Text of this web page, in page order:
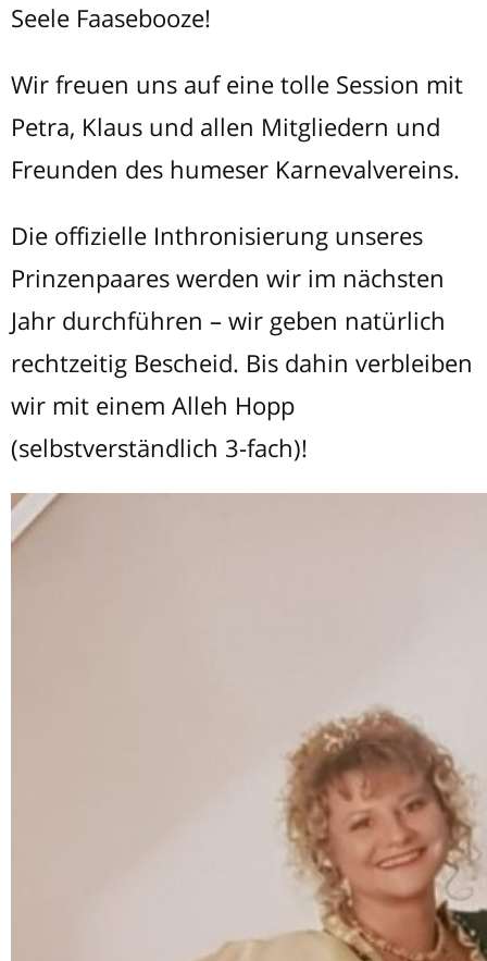
Seele Faasebooze!
Wir freuen uns auf eine tolle Session mit
Petra, Klaus und allen Mitgliedern und
Freunden des humeser Karnevalvereins.
Die offizielle Inthronisierung unseres
Prinzenpaares werden wir im nächsten
Jahr durchführen – wir geben natürlich
rechtzeitig Bescheid. Bis dahin verbleiben
wir mit einem Alleh Hopp
(selbstverständlich 3-fach)!